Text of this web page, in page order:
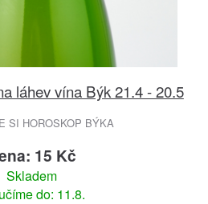
láhev vína Býk 21.4 - 20.5
SI HOROSKOP BÝKA
15 Kč
Skladem
do: 11.8.